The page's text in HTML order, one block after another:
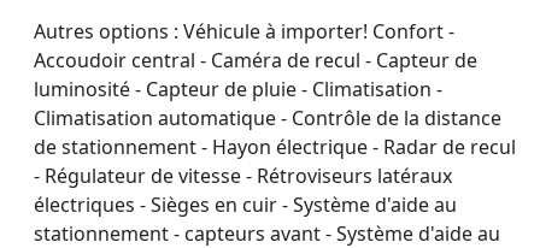
Autres options : Véhicule à importer! Confort -
Accoudoir central - Caméra de recul - Capteur de
luminosité - Capteur de pluie - Climatisation -
Climatisation automatique - Contrôle de la distance
de stationnement - Hayon électrique - Radar de recul
- Régulateur de vitesse - Rétroviseurs latéraux
électriques - Sièges en cuir - Système d'aide au
stationnement - capteurs avant - Système d'aide au